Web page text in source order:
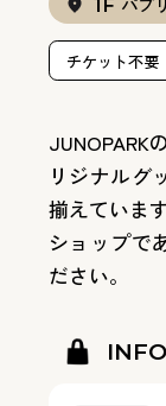
チケット不要
リジナルグ
揃えています
ショップで
ださい。